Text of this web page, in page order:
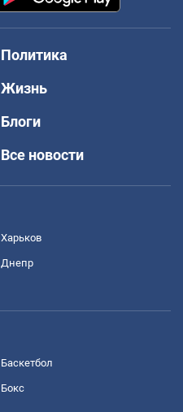
Политика
Жизнь
Блоги
Все новости
Харьков
Днепр
Баскетбол
Бокс